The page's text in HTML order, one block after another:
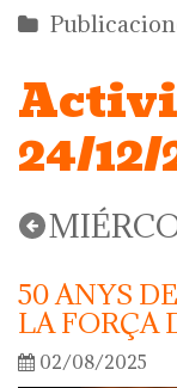
24/12/
50 ANYS
LA FORÇA
02/08/2025